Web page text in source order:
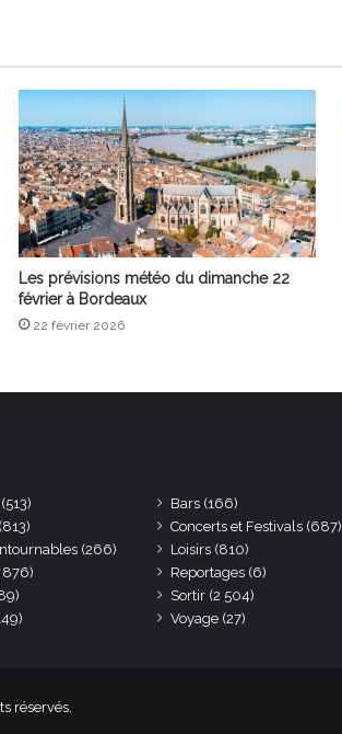
Les prévisions météo du dimanche 22
février à Bordeaux
22 février 2026
(513) Bars(166)
(813) Concerts et Festivals(687)
(266) Loisirs(810)
876) Reportages(6)
Sortir(2 504)
Voyage(27)
réservés.